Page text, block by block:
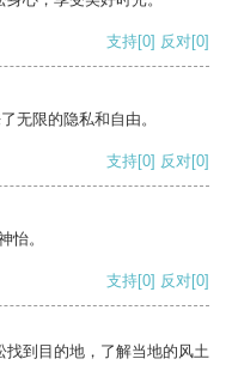
支持[0] 反对[0]
无限的隐私和自由。
支持[0] 反对[0]
怡。
支持[0] 反对[0]
找到目的地，了解当地的风土